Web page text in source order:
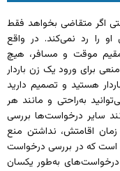
اگر متقاضی بخواهد فقط
را رد نمی‌کند. در واقع
مقیم موقت و مسافر، هیچ
منعی برای ورود یک زن باردار
هستید و تصمیم دارید
به‌راحتی و مانند هر
سایر درخواست‌ها بررسی
اقامتش، نداشتن منع
است که در بررسی درخواست
درخواست‌های به‌طور یکسان